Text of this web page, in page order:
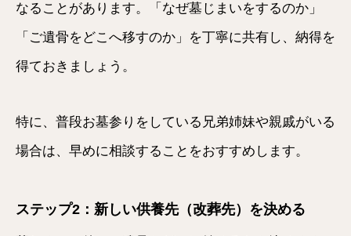
なることがあります。「なぜ墓じまいをするのか」
「ご遺骨をどこへ移すのか」を丁寧に共有し、納得を
得ておきましょう。
特に、普段お墓参りをしている兄弟姉妹や親戚がいる
場合は、早めに相談することをおすすめします。
ステップ2：新しい供養先（改葬先）を決める